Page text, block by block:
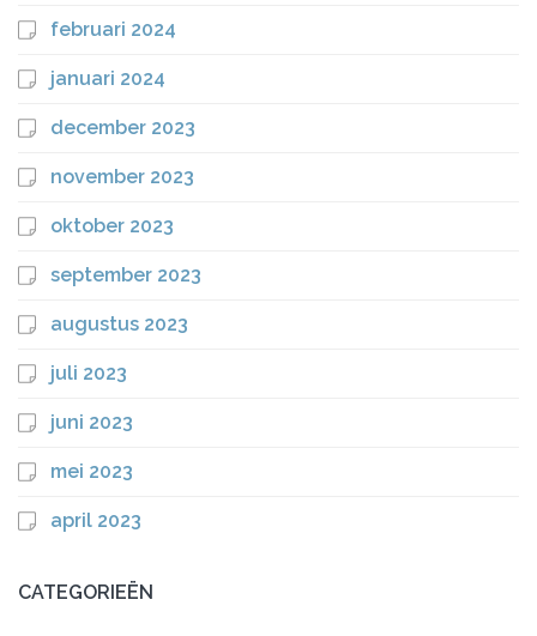
februari 2024
januari 2024
december 2023
november 2023
oktober 2023
september 2023
augustus 2023
juli 2023
juni 2023
mei 2023
april 2023
CATEGORIEËN